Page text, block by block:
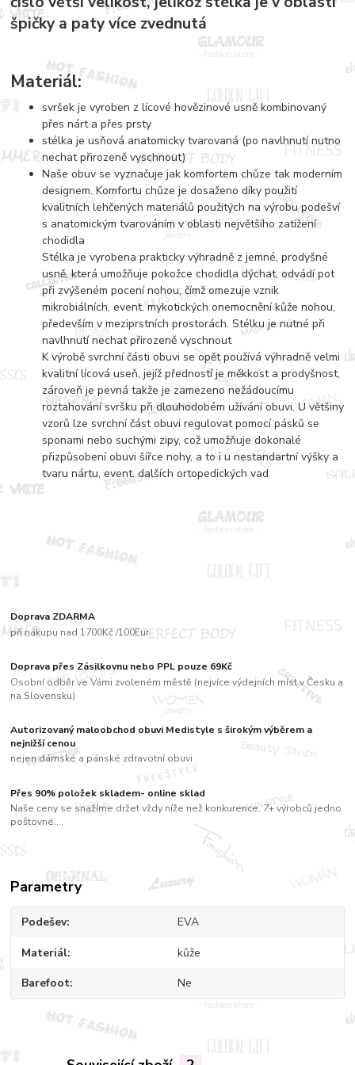
Doprava ZDARMA
při nákupu nad 1700Kč /100Eur
Doprava přes Zásilkovnu nebo PPL pouze 69Kč
Osobní odběr ve Vámi zvoleném městě (nejvíce výdejních míst v Česku a
na Slovensku)
Autorizovaný maloobchod obuvi Medistyle s širokým výběrem a
nejnižší cenou
nejen dámské a pánské zdravotní obuvi
Přes 90% položek skladem- online sklad
Naše ceny se snažíme držet vždy níže než konkurence. 7+ výrobců jedno
poštovné....
špičky a paty více zvednutá
Materiál:
svršek je vyroben z lícové hovězinové usně kombinovaný
přes nárt a přes prsty
stélka je usňová anatomicky tvarovaná (po navlhnutí nutno
nechat přirozeně vyschnout)
Naše obuv se vyznačuje jak komfortem chůze tak moderním
designem. Komfortu chůze je dosaženo díky použití
kvalitních lehčených materiálů použitých na výrobu podešví
s anatomickým tvarováním v oblasti největšího zatížení
chodidla
Stélka je vyrobena prakticky výhradně z jemné, prodyšné
usně, která umožňuje pokožce chodidla dýchat, odvádí pot
při zvýšeném pocení nohou, čímž omezuje vznik
mikrobiálních, event. mykotických onemocnění kůže nohou,
především v meziprstních prostorách. Stélku je nutné při
navlhnutí nechat přirozeně vyschnout
K výrobě svrchní části obuvi se opět používá výhradně velmi
kvalitní lícová useň, jejíž předností je měkkost a prodyšnost,
zároveň je pevná takže je zamezeno nežádoucímu
roztahování svršku při dlouhodobém užívání obuvi. U většiny
vzorů lze svrchní část obuvi regulovat pomocí pásků se
sponami nebo suchými zipy, což umožňuje dokonalé
přizpůsobení obuvi šířce nohy, a to i u nestandartní výšky a
tvaru nártu, event. dalších ortopedických vad
Parametry
Podešev EVA
Materiál kůže
Barefoot Ne